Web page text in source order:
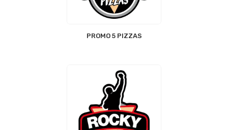
PROMO 5 PIZZAS